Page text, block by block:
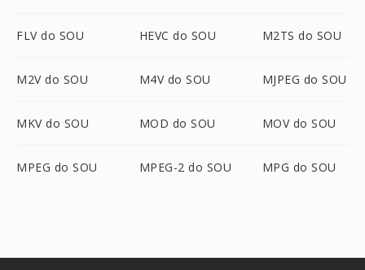
FLV do SOU HEVC do SOU M2TS do SOU
M2V do SOU M4V do SOU MJPEG do SOU
MKV do SOU MOD do SOU MOV do SOU
MPEG do SOU MPEG-2 do SOU MPG do SOU